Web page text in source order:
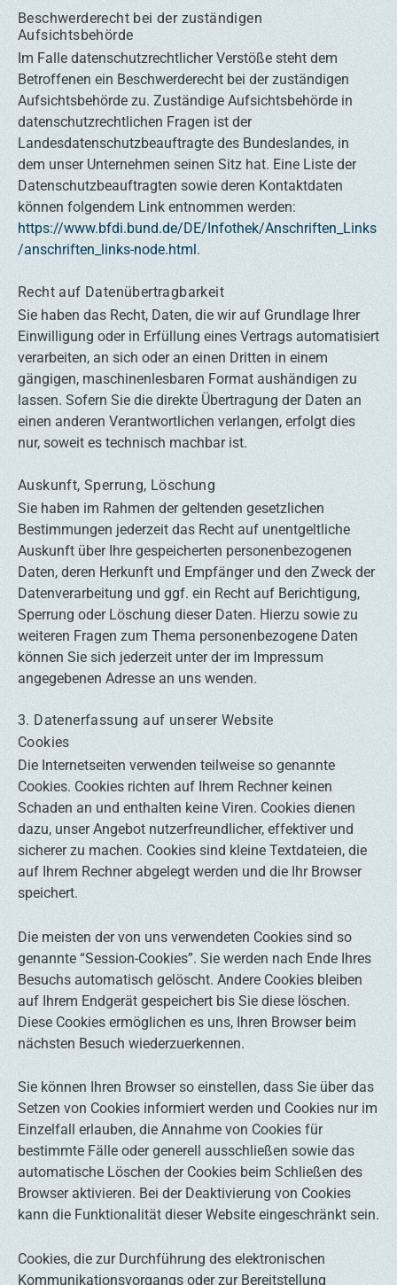
Beschwerderecht bei der zuständigen
Aufsichtsbehörde
Im Falle datenschutzrechtlicher Verstöße steht dem
Betroffenen ein Beschwerderecht bei der zuständigen
Aufsichtsbehörde zu. Zuständige Aufsichtsbehörde in
datenschutzrechtlichen Fragen ist der
Landesdatenschutzbeauftragte des Bundeslandes, in
dem unser Unternehmen seinen Sitz hat. Eine Liste der
Datenschutzbeauftragten sowie deren Kontaktdaten
können folgendem Link entnommen werden:
https://www.bfdi.bund.de/DE/Infothek/Anschriften_Links
/anschriften_links-node.html.
Recht auf Datenübertragbarkeit
Sie haben das Recht, Daten, die wir auf Grundlage Ihrer
Einwilligung oder in Erfüllung eines Vertrags automatisiert
verarbeiten, an sich oder an einen Dritten in einem
gängigen, maschinenlesbaren Format aushändigen zu
lassen. Sofern Sie die direkte Übertragung der Daten an
einen anderen Verantwortlichen verlangen, erfolgt dies
nur, soweit es technisch machbar ist.
Auskunft, Sperrung, Löschung
Sie haben im Rahmen der geltenden gesetzlichen
Bestimmungen jederzeit das Recht auf unentgeltliche
Auskunft über Ihre gespeicherten personenbezogenen
Daten, deren Herkunft und Empfänger und den Zweck der
Datenverarbeitung und ggf. ein Recht auf Berichtigung,
Sperrung oder Löschung dieser Daten. Hierzu sowie zu
weiteren Fragen zum Thema personenbezogene Daten
können Sie sich jederzeit unter der im Impressum
angegebenen Adresse an uns wenden.
3. Datenerfassung auf unserer Website
Cookies
Die Internetseiten verwenden teilweise so genannte
Cookies. Cookies richten auf Ihrem Rechner keinen
Schaden an und enthalten keine Viren. Cookies dienen
dazu, unser Angebot nutzerfreundlicher, effektiver und
sicherer zu machen. Cookies sind kleine Textdateien, die
auf Ihrem Rechner abgelegt werden und die Ihr Browser
speichert.
Die meisten der von uns verwendeten Cookies sind so
genannte “Session-Cookies”. Sie werden nach Ende Ihres
Besuchs automatisch gelöscht. Andere Cookies bleiben
auf Ihrem Endgerät gespeichert bis Sie diese löschen.
Diese Cookies ermöglichen es uns, Ihren Browser beim
nächsten Besuch wiederzuerkennen.
Sie können Ihren Browser so einstellen, dass Sie über das
Setzen von Cookies informiert werden und Cookies nur im
Einzelfall erlauben, die Annahme von Cookies für
bestimmte Fälle oder generell ausschließen sowie das
automatische Löschen der Cookies beim Schließen des
Browser aktivieren. Bei der Deaktivierung von Cookies
kann die Funktionalität dieser Website eingeschränkt sein.
Cookies, die zur Durchführung des elektronischen
Kommunikationsvorgangs oder zur Bereitstellung